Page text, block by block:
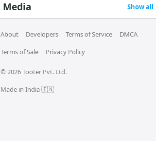
Media Show all
About Developers Terms of Service
DMCA
Terms of Sale
Privacy Policy
© 2026 Tooter Pvt. Ltd.
Made in India 🇮🇳